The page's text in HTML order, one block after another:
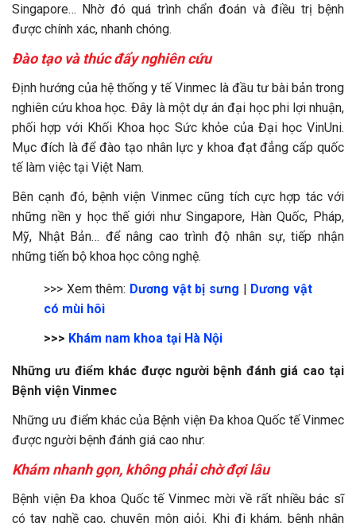
Singapore… Nhờ đó quá trình chẩn đoán và điều trị bệnh
được chính xác, nhanh chóng.
Đào tạo và thúc đẩy nghiên cứu
Định hướng của hệ thống y tế Vinmec là đầu tư bài bản trong
nghiên cứu khoa học. Đây là một dự án đại học phi lợi nhuận,
phối hợp với Khối Khoa học Sức khỏe của Đại học VinUni.
Mục đích là để đào tạo nhân lực y khoa đạt đẳng cấp quốc
tế làm việc tại Việt Nam.
Bên cạnh đó, bệnh viện Vinmec cũng tích cực hợp tác với
những nền y học thế giới như Singapore, Hàn Quốc, Pháp,
Mỹ, Nhật Bản… để nâng cao trình độ nhân sự, tiếp nhận
những tiến bộ khoa học công nghệ.
>>> Xem thêm: Dương vật bị sưng
Dương vật
có mùi hôi
>>> Khám nam khoa tại Hà Nội
Những ưu điểm khác được người bệnh đánh giá cao tại
Bệnh viện Vinmec
Những ưu điểm khác của Bệnh viện Đa khoa Quốc tế Vinmec
được người bệnh đánh giá cao như:
Khám nhanh gọn, không phải chờ đợi lâu
Bệnh viện Đa khoa Quốc tế Vinmec mời về rất nhiều bác sĩ
có tay nghề cao, chuyên môn giỏi. Khi đi khám, bệnh nhân